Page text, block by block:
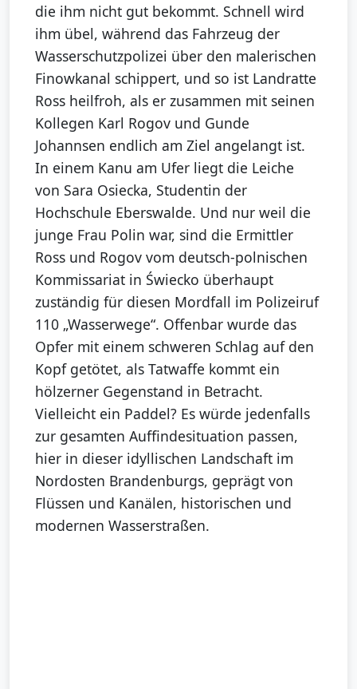
die ihm nicht gut bekommt. Schnell wird
ihm übel, während das Fahrzeug der
Wasserschutzpolizei über den malerischen
Finowkanal schippert, und so ist Landratte
Ross heilfroh, als er zusammen mit seinen
Kollegen Karl Rogov und Gunde
Johannsen endlich am Ziel angelangt ist.
In einem Kanu am Ufer liegt die Leiche
von Sara Osiecka, Studentin der
Hochschule Eberswalde. Und nur weil die
junge Frau Polin war, sind die Ermittler
Ross und Rogov vom deutsch-polnischen
Kommissariat in Świecko überhaupt
zuständig für diesen Mordfall im Polizeiruf
110 „Wasserwege“. Offenbar wurde das
Opfer mit einem schweren Schlag auf den
Kopf getötet, als Tatwaffe kommt ein
hölzerner Gegenstand in Betracht.
Vielleicht ein Paddel? Es würde jedenfalls
zur gesamten Auffindesituation passen,
hier in dieser idyllischen Landschaft im
Nordosten Brandenburgs, geprägt von
Flüssen und Kanälen, historischen und
modernen Wasserstraßen.